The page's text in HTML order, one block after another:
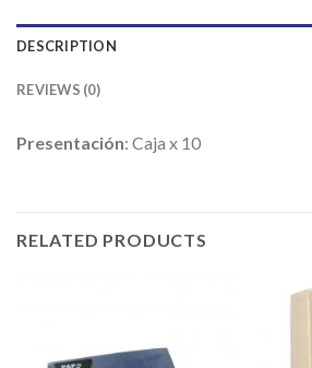
DESCRIPTION
REVIEWS (0)
Presentación: Caja x 10
RELATED PRODUCTS